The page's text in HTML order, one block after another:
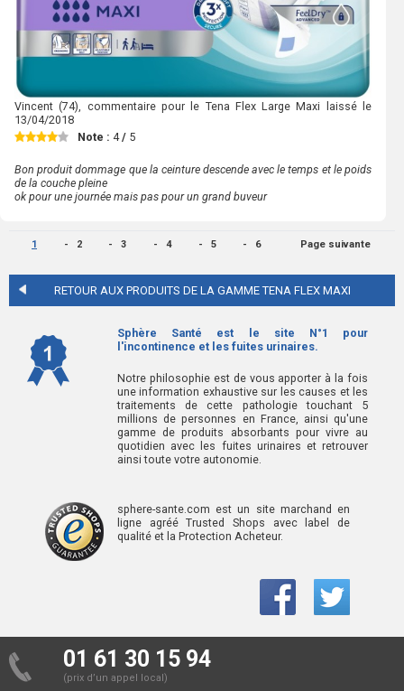
Vincent (74), commentaire pour le Tena Flex Large Maxi laissé le
13/04/2018
Note : 4/ 5
Bon produit dommage que la ceinture descende avec le temps et le poids
de la couche pleine
ok pour une journée mais pas pour un grand buveur
1 2 3 4 5 6 Page suivante
RETOUR AUX PRODUITS DE LA GAMMETENA FLEX MAXI
Sphère Santé est le site N°1 pour
l'incontinence et les fuites urinaires.
Notre philosophie est de vous apporter à la fois
une information exhaustive sur les causes et les
traitements de cette pathologie touchant 5
millions de personnes en France, ainsi qu'une
gamme de produits absorbants pour vivre au
quotidien avec les fuites urinaires et retrouver
ainsi toute votre autonomie.
sphere-sante.com est un site marchand en
ligne agréé Trusted Shops avec label de
qualité et la Protection Acheteur.
01 61 30 15 94
(prix d’un appel local)